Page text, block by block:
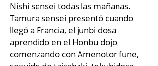
Nishi sensei todas las mañanas.
Tamura sensei presentó cuando
llegó a Francia, el junbi dosa
aprendido en el Honbu dojo,
comenzando con Amenotorifune,